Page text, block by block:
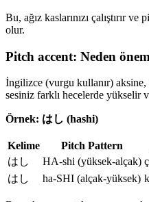
Bu, ağız kaslarınızı çalıştırır
olur.
Pitch accent: Neden
İngilizce (vurgu kullanır) aksine,
sesiniz farklı hecelerde yükselir
Örnek: はし (hashi)
Kelime Pitch Pattern
はし
HA-shi (yüksek-alçak)
はし
ha-SHI (alçak-yüksek)